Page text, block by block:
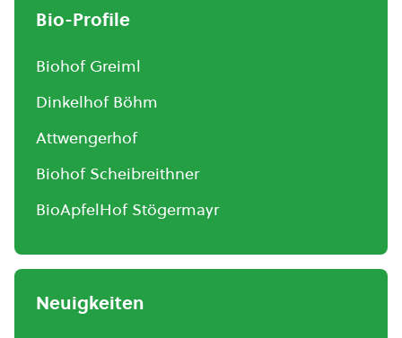
Bio-Profile
Biohof Greiml
Dinkelhof Böhm
Attwengerhof
Biohof Scheibreithner
BioApfelHof Stögermayr
Neuigkeiten